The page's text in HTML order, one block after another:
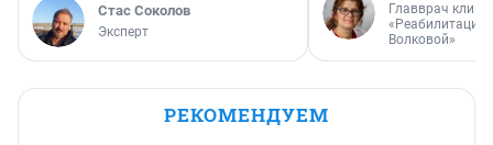
Стас Соколов
Эксперт
Главврач
«Реабилитация
Волковой»
РЕКОМЕНДУЕМ